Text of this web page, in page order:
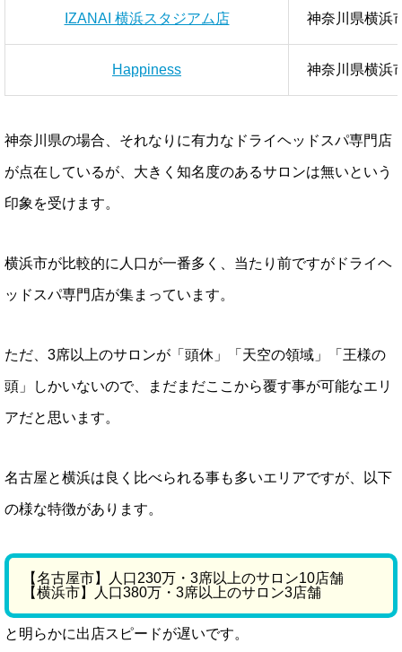
IZANAI 横浜スタジアム店 神奈川県横浜
Happiness 神奈川県横浜
神奈川県の場合、それなりに有力なドライヘッドスパ専門店
が点在しているが、大きく知名度のあるサロンは無いという
印象を受けます。
横浜市が比較的に人口が一番多く、当たり前ですがドライヘ
ッドスパ専門店が集まっています。
ただ、3席以上のサロンが「頭休」「天空の領域」「王様の
頭」しかいないので、まだまだここから覆す事が可能なエリ
アだと思います。
名古屋と横浜は良く比べられる事も多いエリアですが、以下
の様な特徴があります。
【名古屋市】人口230万・3席以上のサロン10店舗
【横浜市】人口380万・3席以上のサロン3店舗
と明らかに出店スピードが遅いです。